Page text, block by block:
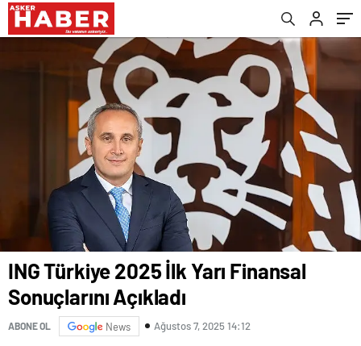
ING Türkiye 2025 İlk Yarı Finansal
Sonuçlarını Açıkladı
ABONE OL News Ağustos 7, 2025 14:12